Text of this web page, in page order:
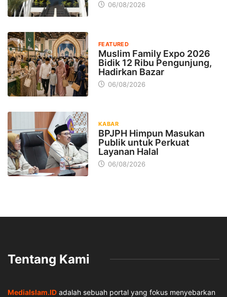
06/08/2026
FEATURED
Muslim Family Expo 2026
Bidik 12 Ribu Pengunjung,
Hadirkan Bazar
06/08/2026
KABAR
BPJPH Himpun Masukan
Publik untuk Perkuat
Layanan Halal
06/08/2026
Tentang Kami
MediaIslam.ID adalah sebuah portal yang fokus menyebarkan